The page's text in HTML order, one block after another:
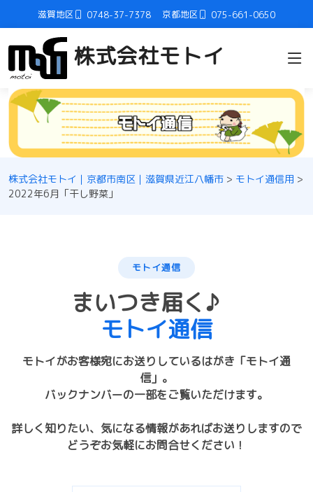
滋賀地区 0748-37-7378 京都地区 075-661-0650
株式会社モトイ
株式会社モトイ｜京都市南区｜滋賀県近江八幡市 > モトイ通信用 >
2022年6月「干し野菜」
モトイ通信
まいつき届く♪
モトイ通信
モトイがお客様宛にお送りしているはがき「モトイ通
信」。
バックナンバーの一部をご覧いただけます。
詳しく知りたい、気になる情報があればお送りしますので
どうぞお気軽にお問合せください！